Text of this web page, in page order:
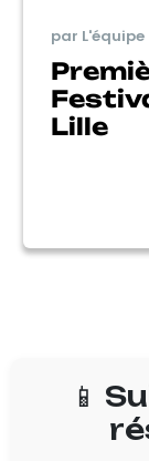
par L'équipe
Lille
📱